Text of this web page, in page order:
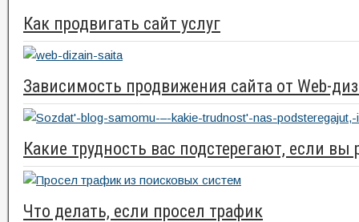
Как продвигать сайт услуг
Зависимость продвижения сайта от Web-
Какие трудность вас подстерегают, если
Что делать, если просел трафик